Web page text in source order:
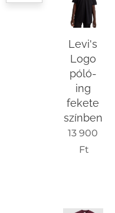
Levi's
Logo
póló-
ing
fekete
színben
13 900
Ft